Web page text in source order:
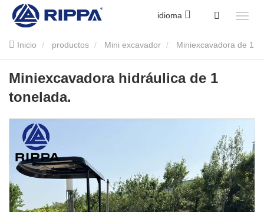
idioma
Inicio productos Mini excavador Miniexcavadora de 1
tonelada Miniexcavadora hidráulica de 1 tonelada.
Miniexcavadora hidráulica de 1
tonelada.